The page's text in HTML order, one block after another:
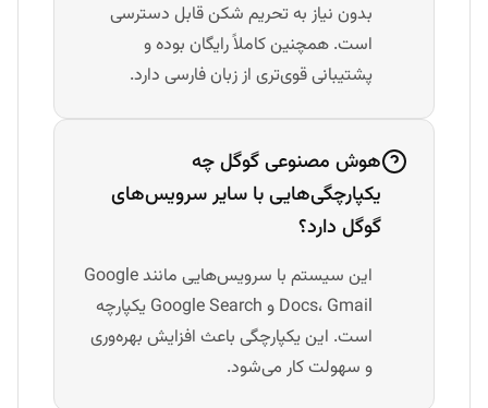
بدون نیاز به تحریم شکن قابل دسترسی
است. همچنین کاملاً رایگان بوده و
پشتیبانی قوی‌تری از زبان فارسی دارد.
هوش مصنوعی گوگل چه
یکپارچگی‌هایی با سایر سرویس‌های
گوگل دارد؟
این سیستم با سرویس‌هایی مانند Google
Docs، Gmail و Google Search یکپارچه
است. این یکپارچگی باعث افزایش بهره‌وری
و سهولت کار می‌شود.